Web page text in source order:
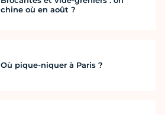
chine où en août ?
Où pique-niquer à Paris ?